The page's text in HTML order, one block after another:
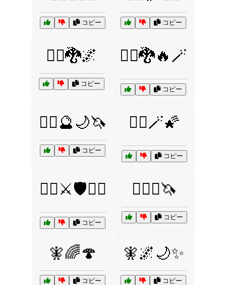
コピー コピー
🧙‍♂️🐉🌌
コピー
🧙‍♂️🐉🔥🪄
コピー
🧙‍♂️🔮🌙🦄
コピー
🧙‍♂️🪄🌠
コピー
🧙‍♂️⚔️🛡️🧚‍♀️
コピー
🧙‍♂️✨🦄
コピー
🧚🌈🍄
コピー
🧚🌌🌙✨
コピー